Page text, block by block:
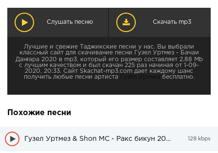
Слушать песню Скачать mp3
Лучшие и свежие Таджикские песни у нас. Вы выбрали
классный сайт для скачивание песни Гузел Уртмез - Бачаи
Данғара 2020 в mp3, который его размер составляет 2.88 Mb
с лучшим качеством и был скачан 225 раз начиная от 1-09-
2020, 20:33. Сайт Skachat-mp3.com дает каждому шанс
получить любые песни артиста
Гузел Уртмез бесплатно.
Похожие песни
Гузел Уртмез & Shon MC - Ракс бикун 2020 128 kbps